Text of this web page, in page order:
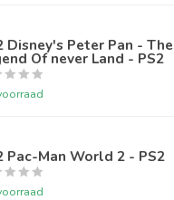
Disney's Peter Pan - The
Of never Land - PS2
Pac-Man World 2 - PS2